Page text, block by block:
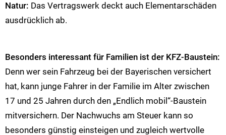
Natur: Das Vertragswerk deckt auch Elementarschäden
ausdrücklich ab.
Besonders interessant für Familien ist der KFZ-Baustein:
Denn wer sein Fahrzeug bei der Bayerischen versichert
hat, kann junge Fahrer in der Familie im Alter zwischen
17 und 25 Jahren durch den „Endlich mobil“-Baustein
mitversichern. Der Nachwuchs am Steuer kann so
besonders günstig einsteigen und zugleich wertvolle